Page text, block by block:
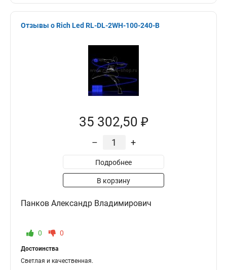
Отзывы о Rich Led RL-DL-2WH-100-240-B
35 302,50 ₽
– +
Подробнее
В корзину
Панков Александр Владимирович
0 0
Достоинства
Светлая и качественная.